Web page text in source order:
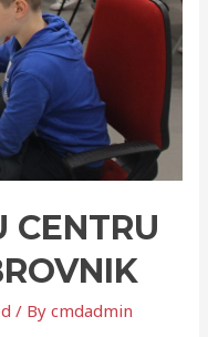
CENTRU
/ Bycmdadmin